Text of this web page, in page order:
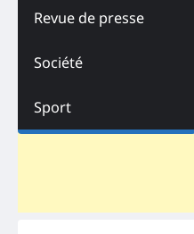
Revue de presse
Société
Sport